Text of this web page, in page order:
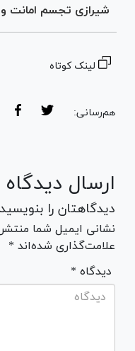
شیرازی تجسم امانت و
لینک کوتاه
هم‌رسانی:
ارسال دیدگاه
دیدگاهتان را بنویسید
نشانی ایمیل شما
علامت‌گذاری شده‌اند *
* دیدگاه